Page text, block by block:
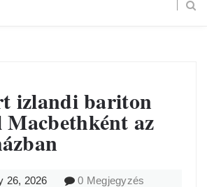
izlandi bariton
az
26, 2026 0 Megjegyzés